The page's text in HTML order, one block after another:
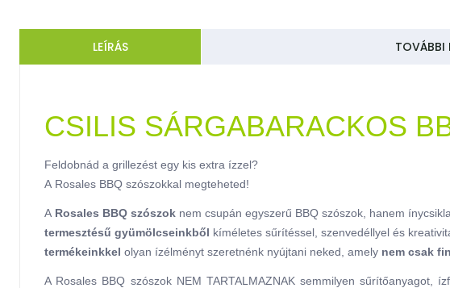
LEÍRÁS TOVÁBBI
CSILIS SÁRGABARACKOS
Feldobnád a grillezést egy kis extra ízzel?
A Rosales BBQ szószokkal megteheted!
A Rosales BBQ szószok nem csupán egyszerű BBQ szószok, hanem
termesztésű gyümölcseinkből kíméletes sűrítéssel, szenvedéllyel és
termékeinkkel olyan ízélményt szeretnénk nyújtani neked, amely nem csak
A Rosales BBQ szószok NEM TARTALMAZNAK semmilyen sűrítőanyagot,